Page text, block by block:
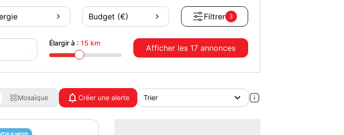
Budget (€) Filtrer 3
Élargir à :15 km
Afficher les 17 annonces
Mosaïque Créer une alerte